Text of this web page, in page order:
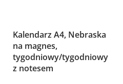
Kalendarz A4, Nebraska
na magnes,
tygodniowy/tygodniowy
z notesem